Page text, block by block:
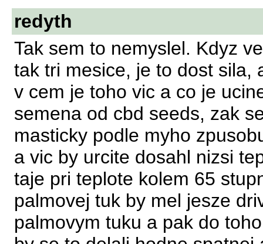
redyth
Tak sem to nemyslel. Kdyz
tak tri mesice, je to dost sila,
v cem je toho vic a co je
semena od cbd seeds, zak
masticky podle myho
a vic by urcite dosahl nizsi
taje pri teplote kolem 65
palmovej tuk by mel jesze
palmovym tuku a pak do